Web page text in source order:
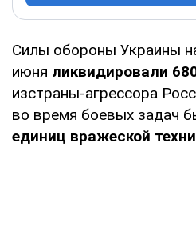
Силы обороны Украины
июня ликвидировали
изстраны-агрессора
во время боевых задач
единиц вражеской